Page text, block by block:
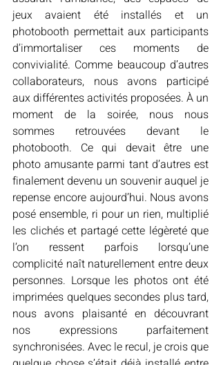
jeux avaient été installés et un
photobooth permettait aux participants
d’immortaliser ces moments de
convivialité. Comme beaucoup d’autres
collaborateurs, nous avons participé
aux différentes activités proposées. À un
moment de la soirée, nous nous
sommes retrouvées devant le
photobooth. Ce qui devait être une
photo amusante parmi tant d’autres est
finalement devenu un souvenir auquel je
repense encore aujourd’hui. Nous avons
posé ensemble, ri pour un rien, multiplié
les clichés et partagé cette légèreté que
l’on ressent parfois lorsqu’une
complicité naît naturellement entre deux
personnes. Lorsque les photos ont été
imprimées quelques secondes plus tard,
nous avons plaisanté en découvrant
nos expressions parfaitement
synchronisées. Avec le recul, je crois que